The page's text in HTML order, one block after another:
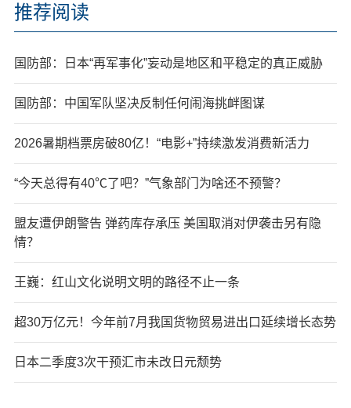
推荐阅读
国防部：日本“再军事化”妄动是地区和平稳定的真正威胁
国防部：中国军队坚决反制任何闹海挑衅图谋
2026暑期档票房破80亿！“电影+”持续激发消费新活力
“今天总得有40℃了吧？”气象部门为啥还不预警？
盟友遭伊朗警告 弹药库存承压 美国取消对伊袭击另有隐
情？
王巍：红山文化说明文明的路径不止一条
超30万亿元！今年前7月我国货物贸易进出口延续增长态势
日本二季度3次干预汇市未改日元颓势